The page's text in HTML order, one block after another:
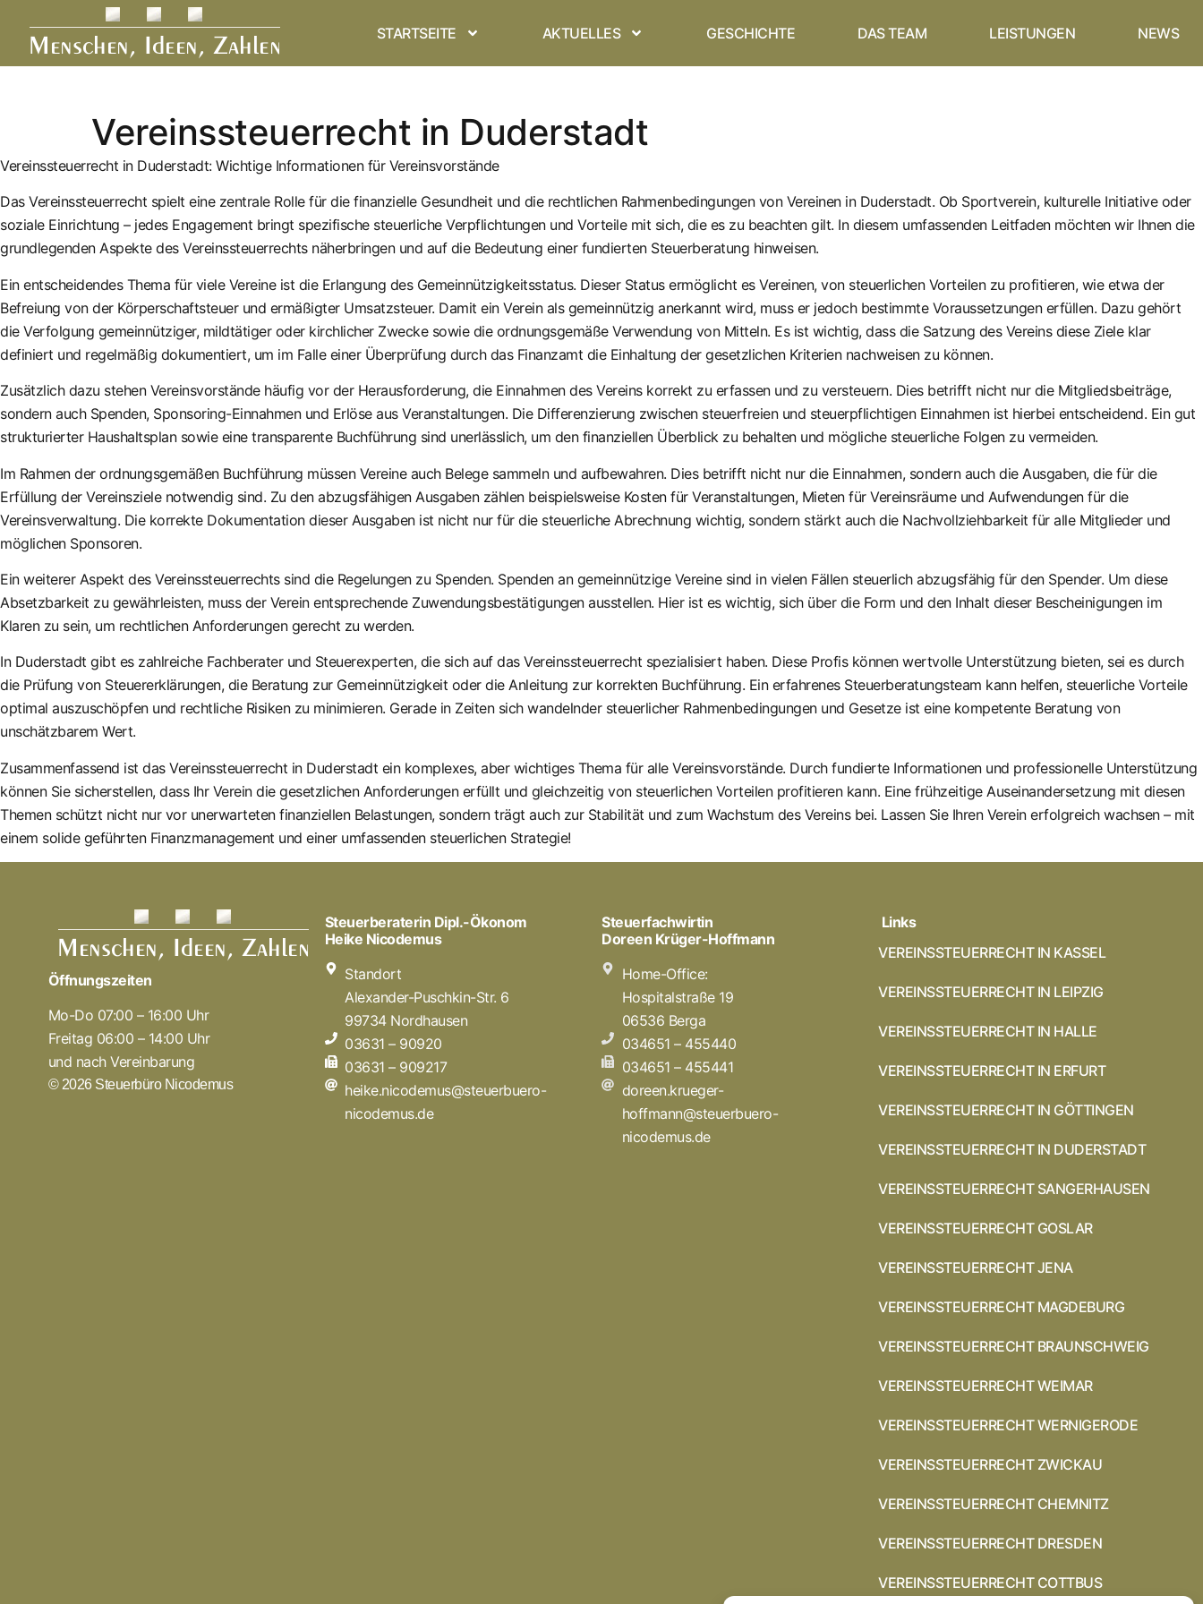
springen
STARTSEITE AKTUELLES GESCHICHTE DAS TEAM LEISTUNGEN NEWS
Vereinssteuerrecht in Duderstadt
Vereinssteuerrecht in Duderstadt: Wichtige Informationen für Vereinsvorstände
Das Vereinssteuerrecht spielt eine zentrale Rolle für die finanzielle Gesundheit und die rechtlichen Rahmenbedingungen von Vereinen in Duderstadt. Ob Sportverein, kulturelle Initiative oder
soziale Einrichtung – jedes Engagement bringt spezifische steuerliche Verpflichtungen und Vorteile mit sich, die es zu beachten gilt. In diesem umfassenden Leitfaden möchten wir Ihnen die
grundlegenden Aspekte des Vereinssteuerrechts näherbringen und auf die Bedeutung einer fundierten Steuerberatung hinweisen.
Ein entscheidendes Thema für viele Vereine ist die Erlangung des Gemeinnützigkeitsstatus. Dieser Status ermöglicht es Vereinen, von steuerlichen Vorteilen zu profitieren, wie etwa der
Befreiung von der Körperschaftsteuer und ermäßigter Umsatzsteuer. Damit ein Verein als gemeinnützig anerkannt wird, muss er jedoch bestimmte Voraussetzungen erfüllen. Dazu gehört
die Verfolgung gemeinnütziger, mildtätiger oder kirchlicher Zwecke sowie die ordnungsgemäße Verwendung von Mitteln. Es ist wichtig, dass die Satzung des Vereins diese Ziele klar
definiert und regelmäßig dokumentiert, um im Falle einer Überprüfung durch das Finanzamt die Einhaltung der gesetzlichen Kriterien nachweisen zu können.
Zusätzlich dazu stehen Vereinsvorstände häufig vor der Herausforderung, die Einnahmen des Vereins korrekt zu erfassen und zu versteuern. Dies betrifft nicht nur die Mitgliedsbeiträge,
sondern auch Spenden, Sponsoring-Einnahmen und Erlöse aus Veranstaltungen. Die Differenzierung zwischen steuerfreien und steuerpflichtigen Einnahmen ist hierbei entscheidend. Ein gut
strukturierter Haushaltsplan sowie eine transparente Buchführung sind unerlässlich, um den finanziellen Überblick zu behalten und mögliche steuerliche Folgen zu vermeiden.
Im Rahmen der ordnungsgemäßen Buchführung müssen Vereine auch Belege sammeln und aufbewahren. Dies betrifft nicht nur die Einnahmen, sondern auch die Ausgaben, die für die
Erfüllung der Vereinsziele notwendig sind. Zu den abzugsfähigen Ausgaben zählen beispielsweise Kosten für Veranstaltungen, Mieten für Vereinsräume und Aufwendungen für die
Vereinsverwaltung. Die korrekte Dokumentation dieser Ausgaben ist nicht nur für die steuerliche Abrechnung wichtig, sondern stärkt auch die Nachvollziehbarkeit für alle Mitglieder und
möglichen Sponsoren.
Ein weiterer Aspekt des Vereinssteuerrechts sind die Regelungen zu Spenden. Spenden an gemeinnützige Vereine sind in vielen Fällen steuerlich abzugsfähig für den Spender. Um diese
Absetzbarkeit zu gewährleisten, muss der Verein entsprechende Zuwendungsbestätigungen ausstellen. Hier ist es wichtig, sich über die Form und den Inhalt dieser Bescheinigungen im
Klaren zu sein, um rechtlichen Anforderungen gerecht zu werden.
In Duderstadt gibt es zahlreiche Fachberater und Steuerexperten, die sich auf das Vereinssteuerrecht spezialisiert haben. Diese Profis können wertvolle Unterstützung bieten, sei es durch
die Prüfung von Steuererklärungen, die Beratung zur Gemeinnützigkeit oder die Anleitung zur korrekten Buchführung. Ein erfahrenes Steuerberatungsteam kann helfen, steuerliche Vorteile
optimal auszuschöpfen und rechtliche Risiken zu minimieren. Gerade in Zeiten sich wandelnder steuerlicher Rahmenbedingungen und Gesetze ist eine kompetente Beratung von
unschätzbarem Wert.
Zusammenfassend ist das Vereinssteuerrecht in Duderstadt ein komplexes, aber wichtiges Thema für alle Vereinsvorstände. Durch fundierte Informationen und professionelle Unterstützung
können Sie sicherstellen, dass Ihr Verein die gesetzlichen Anforderungen erfüllt und gleichzeitig von steuerlichen Vorteilen profitieren kann. Eine frühzeitige Auseinandersetzung mit diesen
Themen schützt nicht nur vor unerwarteten finanziellen Belastungen, sondern trägt auch zur Stabilität und zum Wachstum des Vereins bei. Lassen Sie Ihren Verein erfolgreich wachsen – mit
einem solide geführten Finanzmanagement und einer umfassenden steuerlichen Strategie!
Öffnungszeiten
Mo-Do 07:00 – 16:00 Uhr
Freitag 06:00 – 14:00 Uhr
und nach Vereinbarung
© 2026 Steuerbüro Nicodemus
Steuerberaterin Dipl.-Ökonom
Heike Nicodemus
Standort
Alexander-Puschkin-Str. 6
99734 Nordhausen
03631 – 90920
03631 – 909217
heike.nicodemus@steuerbuero-
nicodemus.de
Steuerfachwirtin
Doreen Krüger-Hoffmann
Home-Office:
Hospitalstraße 19
06536 Berga
034651 – 455440
034651 – 455441
doreen.krueger-
hoffmann@steuerbuero-
nicodemus.de
Links
VEREINSSTEUERRECHT IN KASSEL
VEREINSSTEUERRECHT IN LEIPZIG
VEREINSSTEUERRECHT IN HALLE
VEREINSSTEUERRECHT IN ERFURT
VEREINSSTEUERRECHT IN GÖTTINGEN
VEREINSSTEUERRECHT IN DUDERSTADT
VEREINSSTEUERRECHT SANGERHAUSEN
VEREINSSTEUERRECHT GOSLAR
VEREINSSTEUERRECHT JENA
VEREINSSTEUERRECHT MAGDEBURG
VEREINSSTEUERRECHT BRAUNSCHWEIG
VEREINSSTEUERRECHT WEIMAR
VEREINSSTEUERRECHT WERNIGERODE
VEREINSSTEUERRECHT ZWICKAU
VEREINSSTEUERRECHT CHEMNITZ
VEREINSSTEUERRECHT DRESDEN
VEREINSSTEUERRECHT COTTBUS